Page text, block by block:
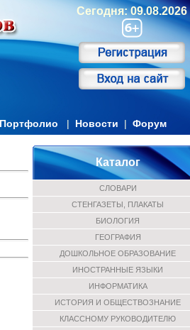
Сегодня: 09.08.2026
Портфолио | Новости | Форум
Каталог
СЛОВАРИ
СТЕНГАЗЕТЫ, ПЛАКАТЫ
БИОЛОГИЯ
ГЕОГРАФИЯ
ДОШКОЛЬНОЕ ОБРАЗОВАНИЕ
ИНОСТРАННЫЕ ЯЗЫКИ
ИНФОРМАТИКА
ИСТОРИЯ И ОБЩЕСТВОЗНАНИЕ
КЛАССНОМУ РУКОВОДИТЕЛЮ